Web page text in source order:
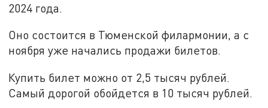
2024 года.
Оно состоится в Тюменской филармонии, а с
ноября уже начались продажи билетов.
Купить билет можно от 2,5 тысяч рублей.
Самый дорогой обойдется в 10 тысяч рублей.